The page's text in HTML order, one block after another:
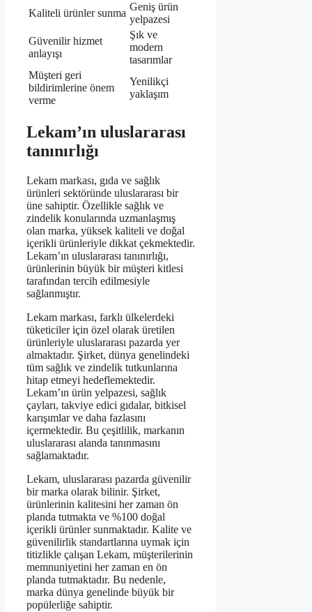
Kaliteli ürünler sunma
Geniş ürün
yelpazesi
Güvenilir hizmet
anlayışı
Şık ve
modern
tasarımlar
Müşteri geri
bildirimlerine önem
verme
Yenilikçi
yaklaşım
Lekam’ın uluslararası
tanınırlığı
Lekam markası, gıda ve sağlık
ürünleri sektöründe uluslararası bir
üne sahiptir. Özellikle sağlık ve
zindelik konularında uzmanlaşmış
olan marka, yüksek kaliteli ve doğal
içerikli ürünleriyle dikkat çekmektedir.
Lekam’ın uluslararası tanınırlığı,
ürünlerinin büyük bir müşteri kitlesi
tarafından tercih edilmesiyle
sağlanmıştır.
Lekam markası, farklı ülkelerdeki
tüketiciler için özel olarak üretilen
ürünleriyle uluslararası pazarda yer
almaktadır. Şirket, dünya genelindeki
tüm sağlık ve zindelik tutkunlarına
hitap etmeyi hedeflemektedir.
Lekam’ın ürün yelpazesi, sağlık
çayları, takviye edici gıdalar, bitkisel
karışımlar ve daha fazlasını
içermektedir. Bu çeşitlilik, markanın
uluslararası alanda tanınmasını
sağlamaktadır.
Lekam, uluslararası pazarda güvenilir
bir marka olarak bilinir. Şirket,
ürünlerinin kalitesini her zaman ön
planda tutmakta ve %100 doğal
içerikli ürünler sunmaktadır. Kalite ve
güvenilirlik standartlarına uymak için
titizlikle çalışan Lekam, müşterilerinin
memnuniyetini her zaman en ön
planda tutmaktadır. Bu nedenle,
marka dünya genelinde büyük bir
popülerliğe sahiptir.